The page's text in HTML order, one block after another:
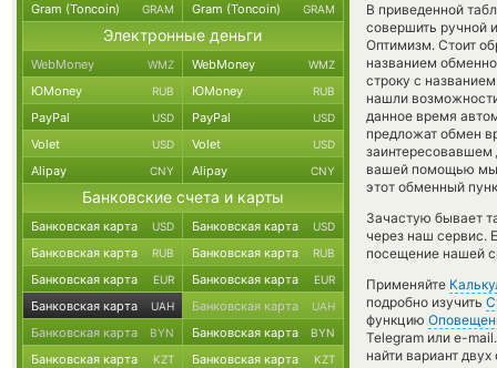
В приведенной
совершить ручной
Оптимизм. Стоит
названием
строку с
нашли
данное время
предложат обмен
заинтересовавшем
вашей помощью мы
этот обменный
Зачастую бывает
через наш сервис.
посещение нашей
Применяйте
подробно изучить
функцию
Telegram или e-
найти вариант
Gram (Toncoin) GRAM Gram (Toncoin) GRAM
Электронные деньги
WebMoney WMZ WebMoney WMZ
ЮMoney RUB ЮMoney RUB
PayPal USD PayPal USD
Volet USD Volet USD
Alipay CNY Alipay CNY
Банковские счета и карты
Банковская карта USD Банковская карта USD
Банковская карта RUB Банковская карта RUB
Банковская карта EUR Банковская карта EUR
Банковская карта UAH Банковская карта UAH
Банковская карта BYN Банковская карта BYN
Банковская карта KZT Банковская карта KZT